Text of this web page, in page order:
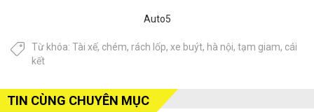
Auto5
Từ khóa: Tài xế, chém, rách lốp, xe buýt, hà nội, tạm giam, cái
kết
TIN CÙNG CHUYÊN MỤC